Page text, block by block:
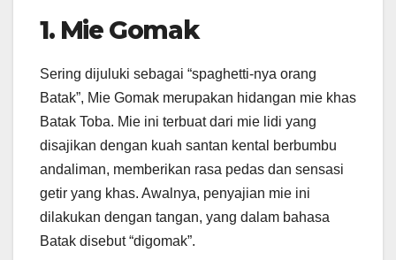
1. Mie Gomak
Sering dijuluki sebagai “spaghetti-nya orang
Batak”, Mie Gomak merupakan hidangan mie khas
Batak Toba. Mie ini terbuat dari mie lidi yang
disajikan dengan kuah santan kental berbumbu
andaliman, memberikan rasa pedas dan sensasi
getir yang khas. Awalnya, penyajian mie ini
dilakukan dengan tangan, yang dalam bahasa
Batak disebut “digomak”.